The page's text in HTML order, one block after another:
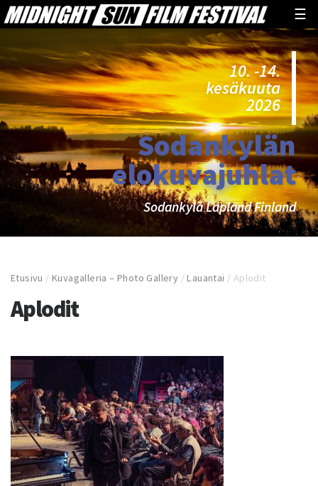
☰
10. -14.
kesäkuuta
2026
Sodankylän
elokuvajuhlat
Sodankylä Lapland Finland
Etusivu /Kuvagalleria – Photo Gallery /Lauantai / Aplodit
Aplodit